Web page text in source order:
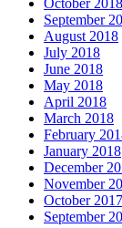
October 2018
September
August 2018
July 2018
June 2018
May 2018
April 2018
March 2018
February
January 2018
December
November
October 2017
September